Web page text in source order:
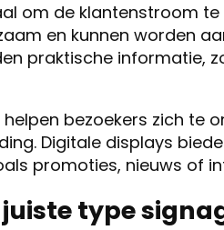
om de klantenstroom
en kunnen worden
praktische informatie,
bezoekers zich te
Digitale displays
promoties, nieuws of
juiste type